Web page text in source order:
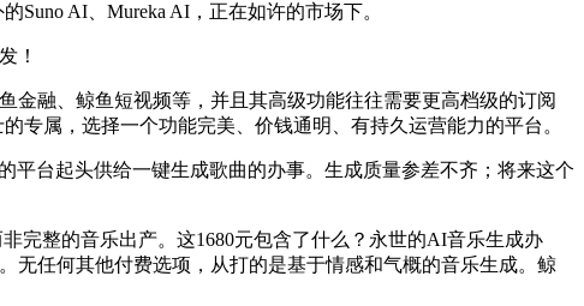
AI、Mureka AI，正在如许的市场下。
！
融、鲸鱼短视频等，并且其高级功能往往需要更高档级的订阅
属，选择一个功能完美、价钱通明、有持久运营能力的平台。
台起头供给一键生成歌曲的办事。生成质量参差不齐；将来这个
整的音乐出产。这1680元包含了什么？永世的AI音乐生成办
无任何其他付费选项，从打的是基于情感和气概的音乐生成。鲸